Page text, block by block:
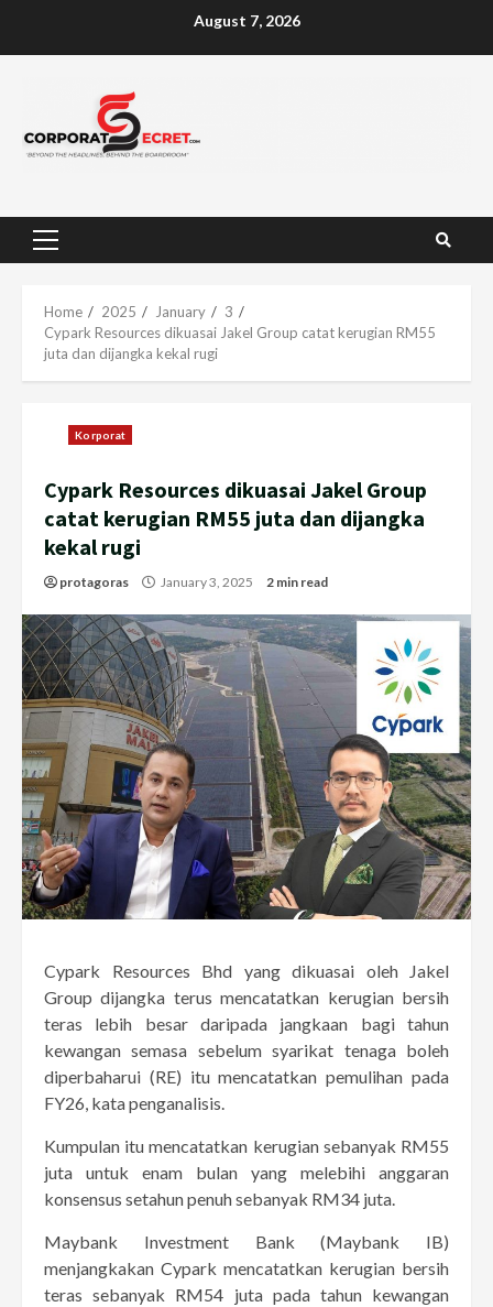
August 7, 2026
Primary
Home 2025 January
3
Cypark Resources dikuasai Jakel Group catat kerugian RM55
juta dan dijangka kekal rugi
Korporat
Cypark Resources dikuasai Jakel Group
catat kerugian RM55 juta dan dijangka
kekal rugi
protagoras January 3, 2025 2 min read
Cypark Resources Bhd yang dikuasai oleh Jakel
Group dijangka terus mencatatkan kerugian bersih
teras lebih besar daripada jangkaan bagi tahun
kewangan semasa sebelum syarikat tenaga boleh
diperbaharui (RE) itu mencatatkan pemulihan pada
FY26, kata penganalisis.
Kumpulan itu mencatatkan kerugian sebanyak RM55
juta untuk enam bulan yang melebihi anggaran
konsensus setahun penuh sebanyak RM34 juta.
Maybank Investment Bank (Maybank IB)
menjangkakan Cypark mencatatkan kerugian bersih
teras sebanyak RM54 juta pada tahun kewangan